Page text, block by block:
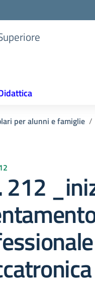
per alunni e famiglie
212